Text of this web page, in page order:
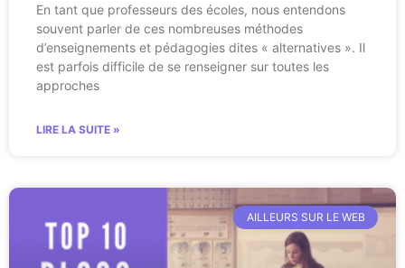
En tant que professeurs des écoles, nous entendons
souvent parler de ces nombreuses méthodes
d’enseignements et pédagogies dites « alternatives ». Il
est parfois difficile de se renseigner sur toutes les
approches
LIRE LA SUITE »
AILLEURS SUR LE WEB